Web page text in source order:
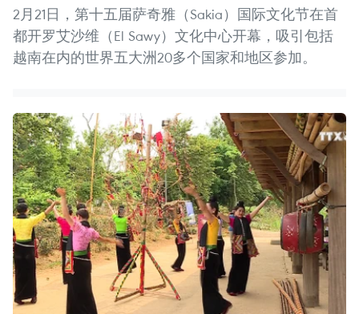
2月21日，第十五届萨奇雅（Sakia）国际文化节在首
都开罗艾沙维（El Sawy）文化中心开幕，吸引包括
越南在内的世界五大洲20多个国家和地区参加。